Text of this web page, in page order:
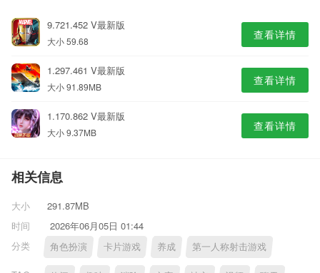
9.721.452 V最新版
大小 59.68 查看详情
1.297.461 V最新版
大小 91.89MB 查看详情
1.170.862 V最新版
大小 9.37MB 查看详情
相关信息
大小
291.87MB
时间
2026年06月05日 01:44
分类
角色扮演 卡片游戏 养成 第一人称射击游戏